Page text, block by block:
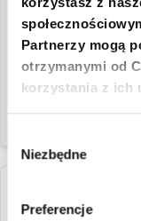
Partnerzy mogą
otrzymanymi od
korzystania z ich
Niezbędne
Preferencje